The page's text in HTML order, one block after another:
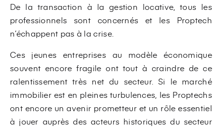
De la transaction à la gestion locative, tous les
professionnels sont concernés et les Proptech
n’échappent pas à la crise.
Ces jeunes entreprises au modèle économique
souvent encore fragile ont tout à craindre de ce
ralentissement très net du secteur. Si le marché
immobilier est en pleines turbulences, les Proptechs
ont encore un avenir prometteur et un rôle essentiel
à jouer auprès des acteurs historiques du secteur